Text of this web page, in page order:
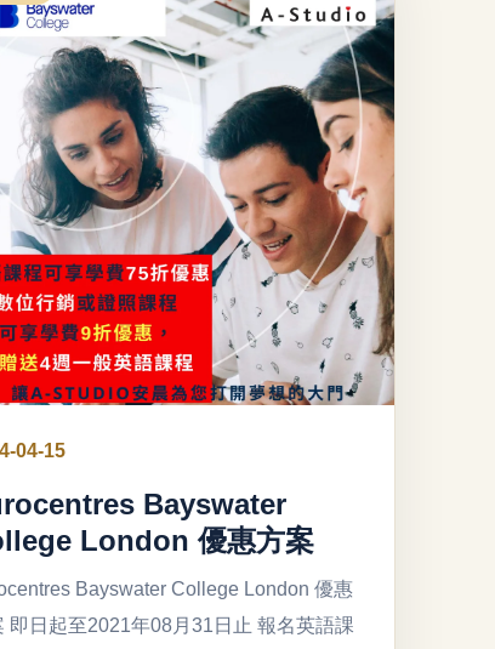
04-15
Bayswater
London 優惠方案
Bayswater College London 優惠
即日起至2021年08月31日止 報名英語課